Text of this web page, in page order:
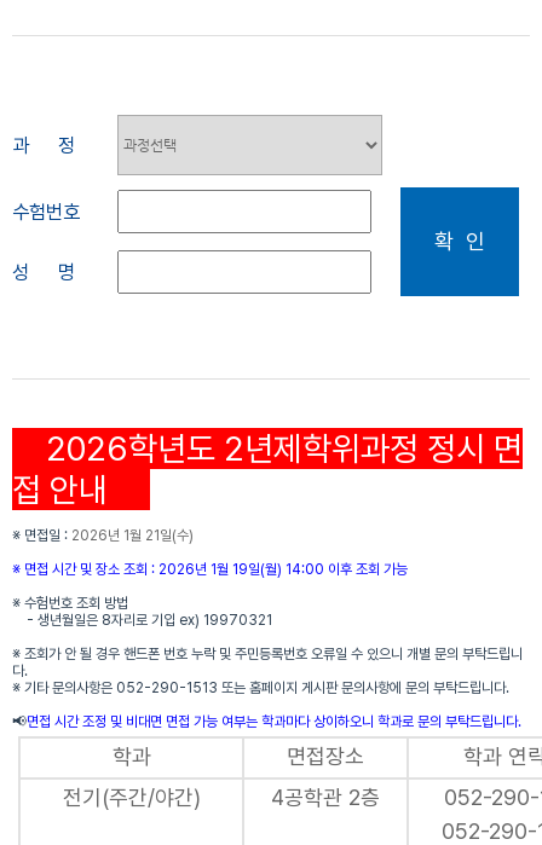
과 정
수험번호
성 명
확 인
2026학년도 2년제학위과정 정시 면
접 안내
※ 면접일 : 2026년 1월 21일(수)
※ 면접 시간 및 장소 조회 : 2026년 1월 19일(월) 14:00 이후 조회 가능
※ 수험번호 조회 방법
- 생년월일은 8자리로 기입 ex) 19970321
※ 조회가 안 될 경우 핸드폰 번호 누락 및 주민등록번호 오류일 수 있으니 개별 문의 부탁드립니
다.
※ 기타 문의사항은 052-290-1513 또는 홈페이지 게시판 문의사항에 문의 부탁드립니다.
📢면접 시간 조정 및 비대면 면접 가능 여부는 학과마다 상이하오니 학과로 문의 부탁드립니다.
학과 면접장소
학과 연
전기(주간/야간)
4공학관 2층
052-290-
052-290-